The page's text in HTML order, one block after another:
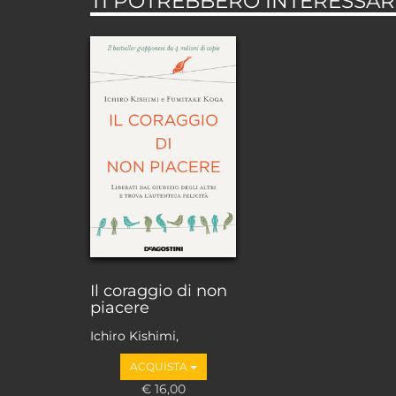
Il coraggio di non
piacere
Ichiro Kishimi,
Fumitake Koga
ACQUISTA
€ 16,00